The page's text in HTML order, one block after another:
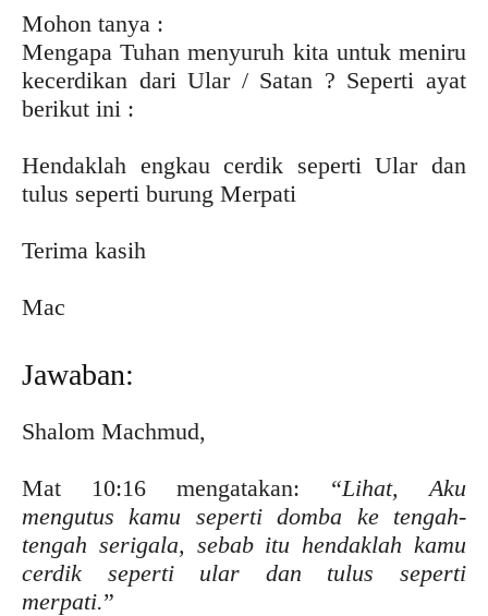
Mohon tanya :
Mengapa Tuhan menyuruh kita untuk meniru
kecerdikan dari Ular / Satan ? Seperti ayat
berikut ini :
Hendaklah engkau cerdik seperti Ular dan
tulus seperti burung Merpati
Terima kasih
Mac
Jawaban:
Shalom Machmud,
Mat 10:16 mengatakan: “Lihat, Aku
mengutus kamu sepertidomba ke tengah-
tengah serigala, sebab itu hendaklah kamu
cerdik
seperti ular dan tulus
seperti
merpati.”